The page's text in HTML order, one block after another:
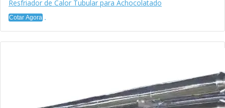
Resfriador de Calor Tubular para Achocolatado
Cotar Agora